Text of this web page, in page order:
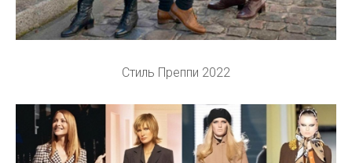
Стиль Преппи 2022